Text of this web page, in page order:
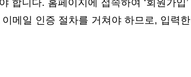
합니다. 홈페이지에 접속하여 ‘회원가입’
메일 인증 절차를 거쳐야 하므로, 입력한